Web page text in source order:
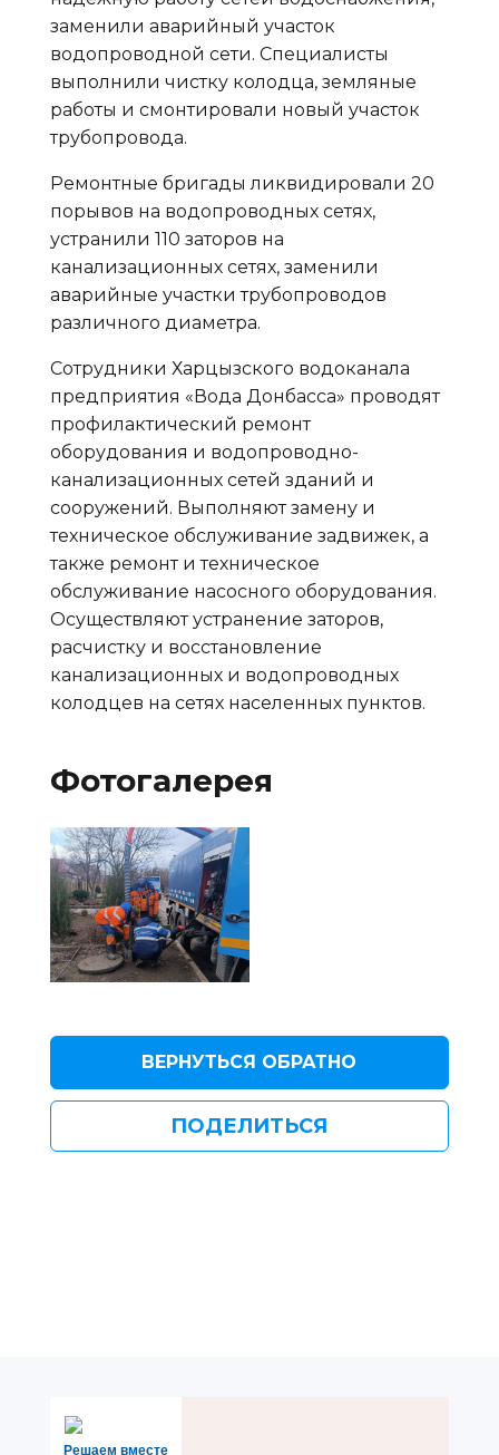
заменили аварийный участок
водопроводной сети. Специалисты
выполнили чистку колодца, земляные
работы и смонтировали новый участок
трубопровода.
Ремонтные бригады ликвидировали 20
порывов на водопроводных сетях,
устранили 110 заторов на
канализационных сетях, заменили
аварийные участки трубопроводов
различного диаметра.
Сотрудники Харцызского водоканала
предприятия «Вода Донбасса» проводят
профилактический ремонт
оборудования и водопроводно-
канализационных сетей зданий и
сооружений. Выполняют замену и
техническое обслуживание задвижек, а
также ремонт и техническое
обслуживание насосного оборудования.
Осуществляют устранение заторов,
расчистку и восстановление
канализационных и водопроводных
колодцев на сетях населенных пунктов.
Фотогалерея
ВЕРНУТЬСЯ ОБРАТНО
ПОДЕЛИТЬСЯ
Решаем вместе